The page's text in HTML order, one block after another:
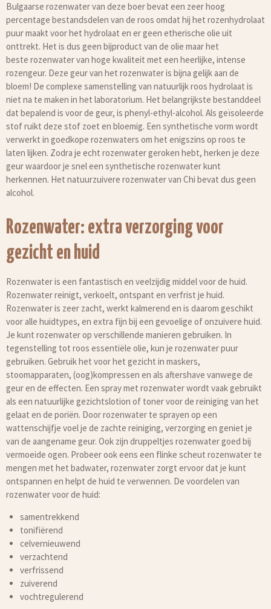
Bulgaarse rozenwater van deze boer bevat een zeer hoog
percentage bestandsdelen van de roos omdat hij het rozenhydrolaat
puur maakt voor het hydrolaat en er geen etherische olie uit
onttrekt. Het is dus geen bijproduct van de olie maar het
beste rozenwater van hoge kwaliteit met een heerlijke, intense
rozengeur. Deze geur van het rozenwater is bijna gelijk aan de
bloem! De complexe samenstelling van natuurlijk roos hydrolaat is
niet na te maken in het laboratorium. Het belangrijkste bestanddeel
dat bepalend is voor de geur, is phenyl-ethyl-alcohol. Als geïsoleerde
stof ruikt deze stof zoet en bloemig. Een synthetische vorm wordt
verwerkt in goedkope rozenwaters om het enigszins op roos te
laten lijken. Zodra je echt rozenwater geroken hebt, herken je deze
geur waardoor je snel een synthetische rozenwater kunt
herkennen. Het natuurzuivere rozenwater van Chi bevat dus geen
alcohol.
Rozenwater: extra verzorging voor
gezicht en huid
Rozenwater is een fantastisch en veelzijdig middel voor de huid.
Rozenwater reinigt, verkoelt, ontspant en verfrist je huid.
Rozenwater is zeer zacht, werkt kalmerend en is daarom geschikt
voor alle huidtypes, en extra fijn bij een gevoelige of onzuivere huid.
Je kunt rozenwater op verschillende manieren gebruiken. In
tegenstelling tot roos essentiële olie, kun je rozenwater puur
gebruiken. Gebruik het voor het gezicht in maskers,
stoomapparaten, (oog)kompressen en als aftershave vanwege de
geur en de effecten. Een spray met rozenwater wordt vaak gebruikt
als een natuurlijke gezichtslotion of toner voor de reiniging van het
gelaat en de poriën. Door rozenwater te sprayen op een
wattenschijfje voel je de zachte reiniging, verzorging en geniet je
van de aangename geur. Ook zijn druppeltjes rozenwater goed bij
vermoeide ogen. Probeer ook eens een flinke scheut rozenwater te
mengen met het badwater, rozenwater zorgt ervoor dat je kunt
ontspannen en helpt de huid te verwennen. De voordelen van
rozenwater voor de huid:
samentrekkend
tonifiërend
celvernieuwend
verzachtend
verfrissend
zuiverend
vochtregulerend